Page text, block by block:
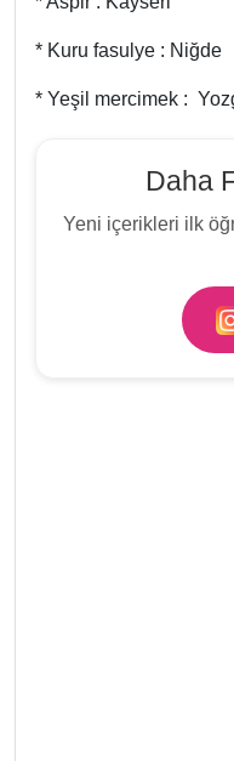
* Kuru fasulye : Niğde
* Yeşil mercimek :
Daha
Yeni içerikleri ilk